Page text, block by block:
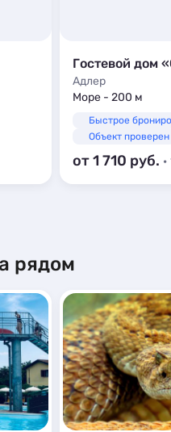
Гостевой дом
Адлер
Море - 200 м
Быстрое
Объект проверен
от 1 710
рядом